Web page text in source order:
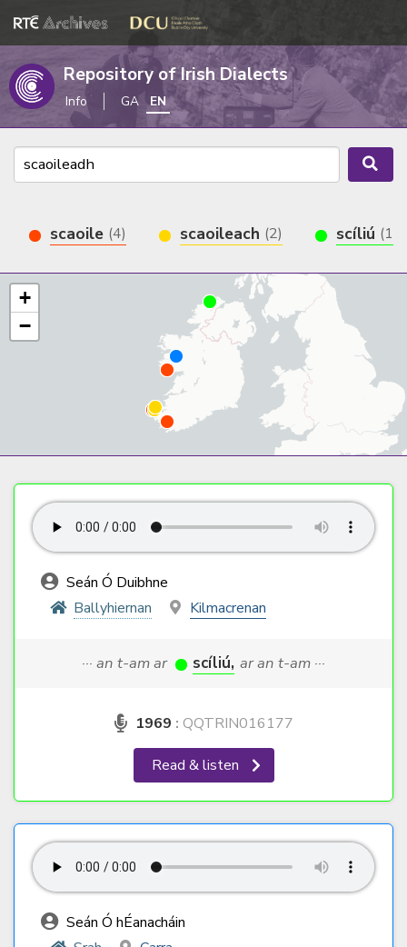
Repository of Irish Dialects
Info GA EN
scaoile (4) scaoileach (2) scíliú (1)
+
−
Seán Ó Duibhne
Ballyhiernan
Kilmacrenan
··· an t-am ar scíliú, ar an t-am ···
1969 : QQTRIN016177
Read & listen
Seán Ó hÉanacháin